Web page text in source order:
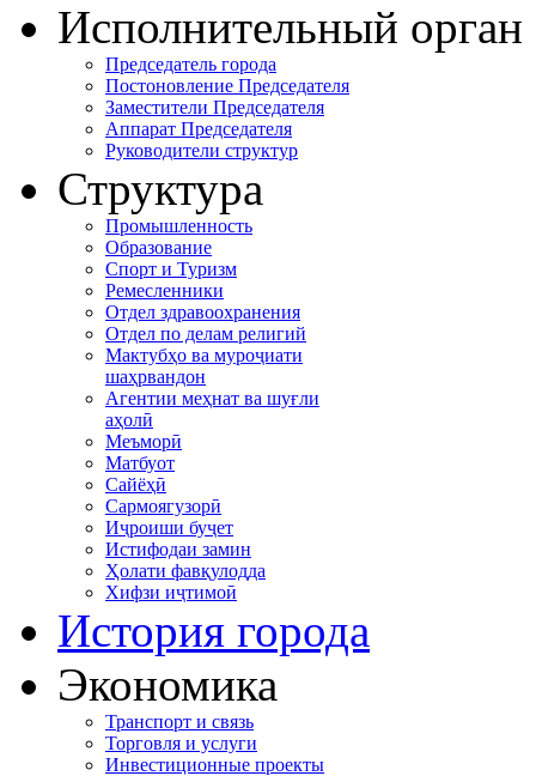
Исполнительный орган
Председатель города
Постоновление Председателя
Заместители Председателя
Аппарат Председателя
Руководители структур
Структура
Промышленность
Образование
Спорт и Туризм
Ремесленники
Отдел здравоохранения
Отдел по делам религий
Мактубҳо ва муроҷиати
шаҳрвандон
Агентии меҳнат ва шуғли
аҳолӣ
Меъморӣ
Матбуот
Сайёҳӣ
Сармоягузорӣ
Иҷроиши буҷет
Истифодаи замин
Ҳолати фавқулодда
Хифзи иҷтимоӣ
История города
Экономика
Транспорт и связь
Торговля и услуги
Инвестиционные проекты